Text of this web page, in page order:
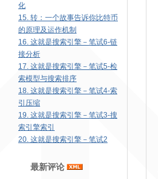
化
15. 转：一个故事告诉你比特币
的原理及运作机制
16. 这就是搜索引擎－笔试6-链
接分析
17. 这就是搜索引擎－笔试5-检
索模型与搜索排序
18. 这就是搜索引擎－笔试4-索
引压缩
19. 这就是搜索引擎－笔试3-搜
索引擎索引
20. 这就是搜索引擎－笔试2
最新评论